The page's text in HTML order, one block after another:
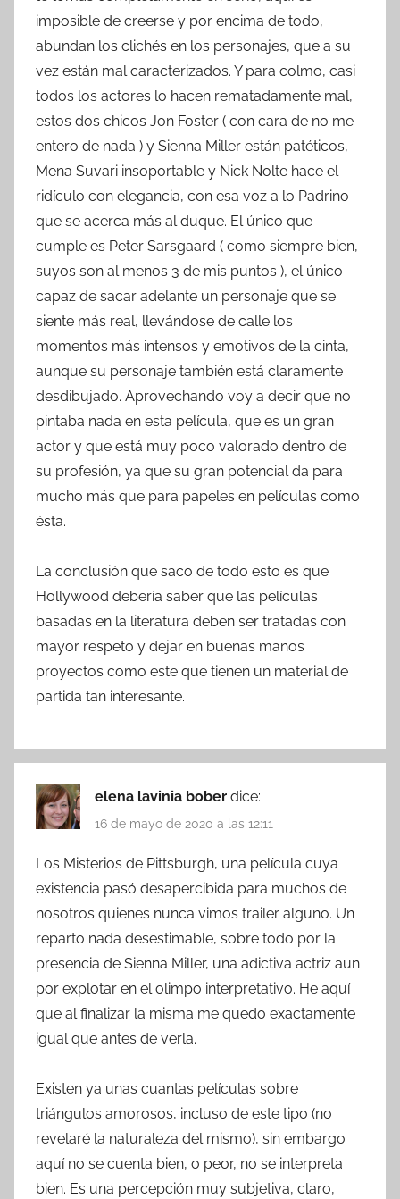
imposible de creerse y por encima de todo,
abundan los clichés en los personajes, que a su
vez están mal caracterizados. Y para colmo, casi
todos los actores lo hacen rematadamente mal,
estos dos chicos Jon Foster ( con cara de no me
entero de nada ) y Sienna Miller están patéticos,
Mena Suvari insoportable y Nick Nolte hace el
ridículo con elegancia, con esa voz a lo Padrino
que se acerca más al duque. El único que
cumple es Peter Sarsgaard ( como siempre bien,
suyos son al menos 3 de mis puntos ), el único
capaz de sacar adelante un personaje que se
siente más real, llevándose de calle los
momentos más intensos y emotivos de la cinta,
aunque su personaje también está claramente
desdibujado. Aprovechando voy a decir que no
pintaba nada en esta película, que es un gran
actor y que está muy poco valorado dentro de
su profesión, ya que su gran potencial da para
mucho más que para papeles en películas como
ésta.
La conclusión que saco de todo esto es que
Hollywood debería saber que las películas
basadas en la literatura deben ser tratadas con
mayor respeto y dejar en buenas manos
proyectos como este que tienen un material de
partida tan interesante.
elena lavinia bober dice:
16 de mayo de 2020 a las 12:11
Los Misterios de Pittsburgh, una película cuya
existencia pasó desapercibida para muchos de
nosotros quienes nunca vimos trailer alguno. Un
reparto nada desestimable, sobre todo por la
presencia de Sienna Miller, una adictiva actriz aun
por explotar en el olimpo interpretativo. He aquí
que al finalizar la misma me quedo exactamente
igual que antes de verla.
Existen ya unas cuantas películas sobre
triángulos amorosos, incluso de este tipo (no
revelaré la naturaleza del mismo), sin embargo
aquí no se cuenta bien, o peor, no se interpreta
bien. Es una percepción muy subjetiva, claro,